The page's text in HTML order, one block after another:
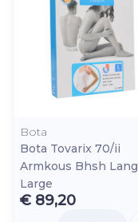
Bota
Bota Tovarix 70/ii
Armkous Bhsh Lang
Large
€ 89,20